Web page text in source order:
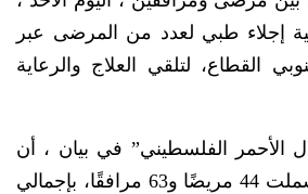
إجلاء طبي لعدد من المرضى عبر
القطاع، لتلقي العلاج والرعاية
الأحمر الفلسطيني” في بيان ، أن
عملية الإجلاء اليوم شملت 44 مريضًا و63 مرافقًا، بإجمالي